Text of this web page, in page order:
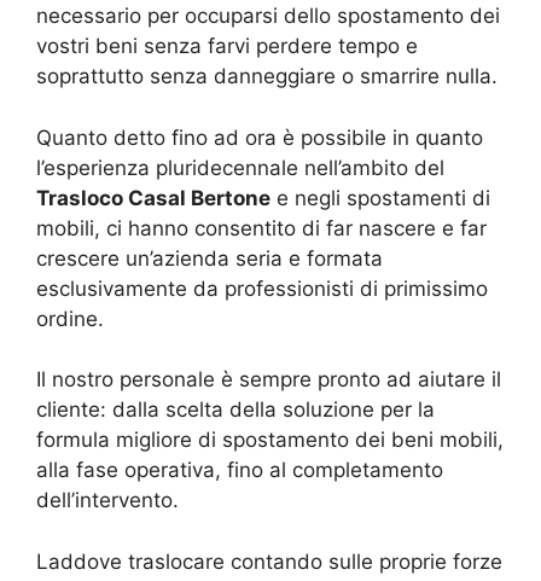
necessario per occuparsi dello spostamento dei
vostri beni senza farvi perdere tempo e
soprattutto senza danneggiare o smarrire nulla.
Quanto detto fino ad ora è possibile in quanto
l’esperienza pluridecennale nell’ambito del
Trasloco Casal Bertone e negli spostamenti di
mobili, ci hanno consentito di far nascere e far
crescere un’azienda seria e formata
esclusivamente da professionisti di primissimo
ordine.
Il nostro personale è sempre pronto ad aiutare il
cliente: dalla scelta della soluzione per la
formula migliore di spostamento dei beni mobili,
alla fase operativa, fino al completamento
dell’intervento.
Laddove traslocare contando sulle proprie forze